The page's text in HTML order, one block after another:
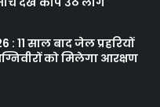
11 साल बाद जेल प्रहरियों
को मिलेगा आरक्षण